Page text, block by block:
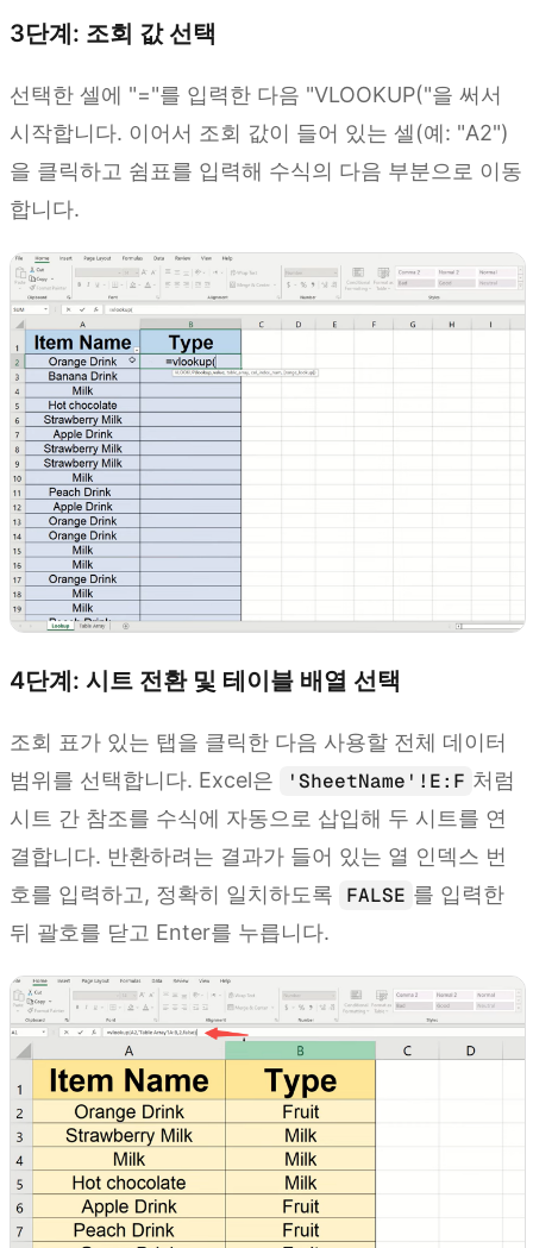
3단계: 조회 값 선택
선택한 셀에 "="를 입력한 다음 "VLOOKUP("을 써서
시작합니다. 이어서 조회 값이 들어 있는 셀(예: "A2")
을 클릭하고 쉼표를 입력해 수식의 다음 부분으로 이동
합니다.
4단계: 시트 전환 및 테이블 배열 선택
조회 표가 있는 탭을 클릭한 다음 사용할 전체 데이터
범위를 선택합니다. Excel은
'SheetName'!E:F 처럼
시트 간 참조를 수식에 자동으로 삽입해 두 시트를 연
결합니다. 반환하려는 결과가 들어 있는 열 인덱스 번
호를 입력하고, 정확히 일치하도록
FALSE 를 입력한
뒤 괄호를 닫고 Enter를 누릅니다.